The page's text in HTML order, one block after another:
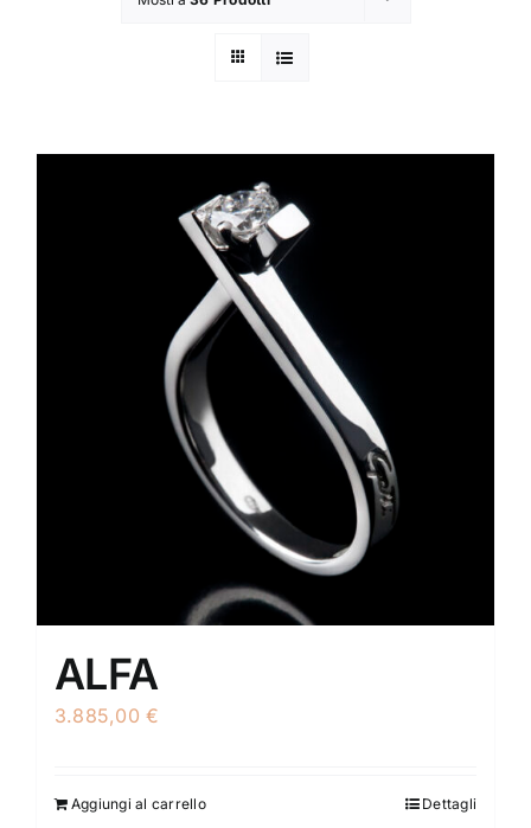
ALFA
3.885,00€
Aggiungi al carrello Dettagli